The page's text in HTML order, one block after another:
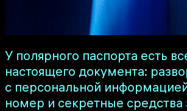
У полярного паспорта есть
настоящего документа:
с персональной
номер и секретные